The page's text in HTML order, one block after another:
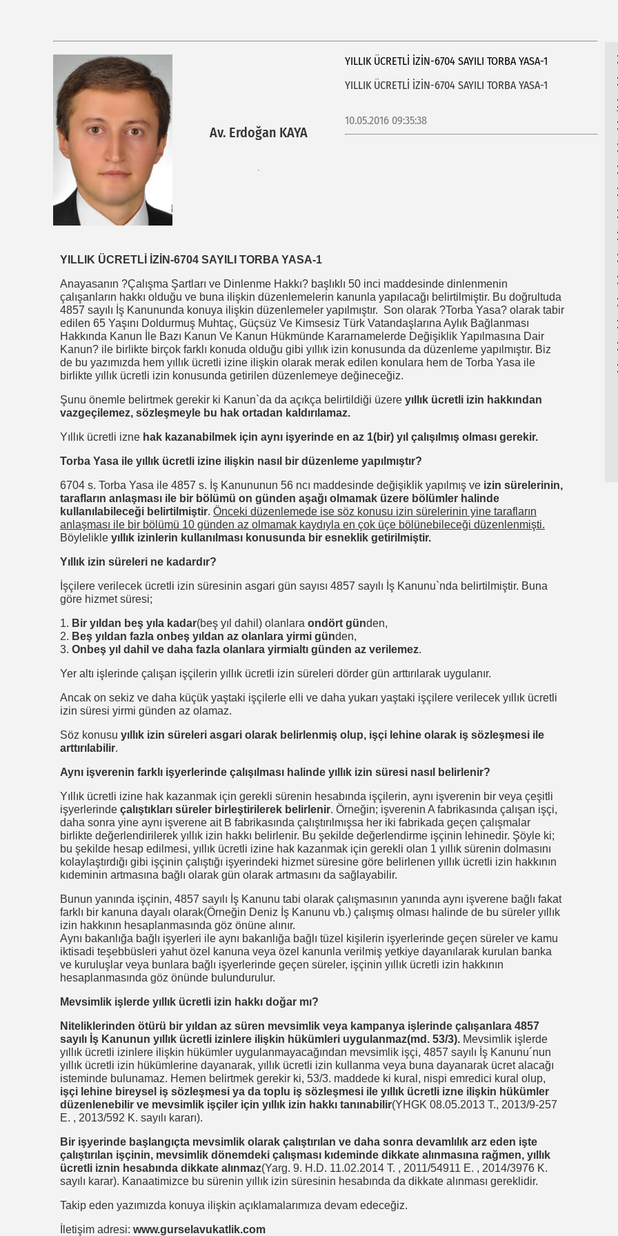
Av. Erdoğan KAYA
YILLIK ÜCRETLİ İZİN-6704 SAYILI TORBA YASA-1
YILLIK ÜCRETLİ İZİN-6704 SAYILI TORBA YASA-1
10.05.2016 09:35:38
YILLIK ÜCRETLİ İZİN-6704 SAYILI TORBA YASA-1
Anayasanın ?Çalışma Şartları ve Dinlenme Hakkı? başlıklı 50 inci maddesinde dinlenmenin
çalışanların hakkı olduğu ve buna ilişkin düzenlemelerin kanunla yapılacağı belirtilmiştir. Bu doğrultuda
4857 sayılı İş Kanununda konuya ilişkin düzenlemeler yapılmıştır. Son olarak ?Torba Yasa? olarak tabir
edilen 65 Yaşını Doldurmuş Muhtaç, Güçsüz Ve Kimsesiz Türk Vatandaşlarına Aylık Bağlanması
Hakkında Kanun İle Bazı Kanun Ve Kanun Hükmünde Kararnamelerde Değişiklik Yapılmasına Dair
Kanun? ile birlikte birçok farklı konuda olduğu gibi yıllık izin konusunda da düzenleme yapılmıştır. Biz
de bu yazımızda hem yıllık ücretli izine ilişkin olarak merak edilen konulara hem de Torba Yasa ile
birlikte yıllık ücretli izin konusunda getirilen düzenlemeye değineceğiz.
Şunu önemle belirtmek gerekir ki Kanun`da da açıkça belirtildiği üzere yıllık ücretli izin hakkından
vazgeçilemez, sözleşmeyle bu hak ortadan kaldırılamaz.
Yıllık ücretli izne hak kazanabilmek için aynı işyerinde en az 1(bir) yıl çalışılmış olması gerekir.
Torba Yasa ile yıllık ücretli izine ilişkin nasıl bir düzenleme yapılmıştır?
6704 s. Torba Yasa ile 4857 s. İş Kanununun 56 ncı maddesinde değişiklik yapılmış ve izin sürelerinin,
tarafların anlaşması ile bir bölümü on günden aşağı olmamak üzere bölümler halinde
kullanılabileceği belirtilmiştir. Önceki düzenlemede ise söz konusu izin sürelerinin yine tarafların
anlaşması ile bir bölümü 10 günden az olmamak kaydıyla en çok üçe bölünebileceği düzenlenmişti.
Böylelikle yıllık izinlerin kullanılması konusunda bir esneklik getirilmiştir.
Yıllık izin süreleri ne kadardır?
İşçilere verilecek ücretli izin süresinin asgari gün sayısı 4857 sayılı İş Kanunu`nda belirtilmiştir. Buna
göre hizmet süresi;
1. Bir yıldan beş yıla kadar(beş yıl dahil) olanlara ondört günden,
2. Beş yıldan fazla onbeş yıldan az olanlara yirmi günden,
3. Onbeş yıl dahil ve daha fazla olanlara yirmialtı günden az verilemez.
Yer altı işlerinde çalışan işçilerin yıllık ücretli izin süreleri dörder gün arttırılarak uygulanır.
Ancak on sekiz ve daha küçük yaştaki işçilerle elli ve daha yukarı yaştaki işçilere verilecek yıllık ücretli
izin süresi yirmi günden az olamaz.
Söz konusu yıllık izin süreleri asgari olarak belirlenmiş olup, işçi lehine olarak iş sözleşmesi ile
arttırılabilir.
Aynı işverenin farklı işyerlerinde çalışılması halinde yıllık izin süresi nasıl belirlenir?
Yıllık ücretli izine hak kazanmak için gerekli sürenin hesabında işçilerin, aynı işverenin bir veya çeşitli
işyerlerinde çalıştıkları süreler birleştirilerek belirlenir. Örneğin; işverenin A fabrikasında çalışan işçi,
daha sonra yine aynı işverene ait B fabrikasında çalıştırılmışsa her iki fabrikada geçen çalışmalar
birlikte değerlendirilerek yıllık izin hakkı belirlenir. Bu şekilde değerlendirme işçinin lehinedir. Şöyle ki;
bu şekilde hesap edilmesi, yıllık ücretli izine hak kazanmak için gerekli olan 1 yıllık sürenin dolmasını
kolaylaştırdığı gibi işçinin çalıştığı işyerindeki hizmet süresine göre belirlenen yıllık ücretli izin hakkının
kıdeminin artmasına bağlı olarak gün olarak artmasını da sağlayabilir.
Bunun yanında işçinin, 4857 sayılı İş Kanunu tabi olarak çalışmasının yanında aynı işverene bağlı fakat
farklı bir kanuna dayalı olarak(Örneğin Deniz İş Kanunu vb.) çalışmış olması halinde de bu süreler yıllık
izin hakkının hesaplanmasında göz önüne alınır.
Aynı bakanlığa bağlı işyerleri ile aynı bakanlığa bağlı tüzel kişilerin işyerlerinde geçen süreler ve kamu
iktisadi teşebbüsleri yahut özel kanuna veya özel kanunla verilmiş yetkiye dayanılarak kurulan banka
ve kuruluşlar veya bunlara bağlı işyerlerinde geçen süreler, işçinin yıllık ücretli izin hakkının
hesaplanmasında göz önünde bulundurulur.
Mevsimlik işlerde yıllık ücretli izin hakkı doğar mı?
Niteliklerinden ötürü bir yıldan az süren mevsimlik veya kampanya işlerinde çalışanlara 4857
sayılı İş Kanunun yıllık ücretli izinlere ilişkin hükümleri uygulanmaz(md. 53/3). Mevsimlik işlerde
yıllık ücretli izinlere ilişkin hükümler uygulanmayacağından mevsimlik işçi, 4857 sayılı İş Kanunu´nun
yıllık ücretli izin hükümlerine dayanarak, yıllık ücretli izin kullanma veya buna dayanarak ücret alacağı
isteminde bulunamaz. Hemen belirtmek gerekir ki, 53/3. maddede ki kural, nispi emredici kural olup,
işçi lehine bireysel iş sözleşmesi ya da toplu iş sözleşmesi ile yıllık ücretli izne ilişkin hükümler
düzenlenebilir ve mevsimlik işçiler için yıllık izin hakkı tanınabilir(YHGK 08.05.2013 T., 2013/9-257
E. , 2013/592 K. sayılı kararı).
Bir işyerinde başlangıçta mevsimlik olarak çalıştırılan ve daha sonra devamlılık arz eden işte
çalıştırılan işçinin, mevsimlik dönemdeki çalışması kıdeminde dikkate alınmasına rağmen, yıllık
ücretli iznin hesabında dikkate alınmaz(Yarg. 9. H.D. 11.02.2014 T. , 2011/54911 E. , 2014/3976 K.
sayılı karar). Kanaatimizce bu sürenin yıllık izin süresinin hesabında da dikkate alınması gereklidir.
Takip eden yazımızda konuya ilişkin açıklamalarımıza devam edeceğiz.
İletişim adresi: www.gurselavukatlik.com